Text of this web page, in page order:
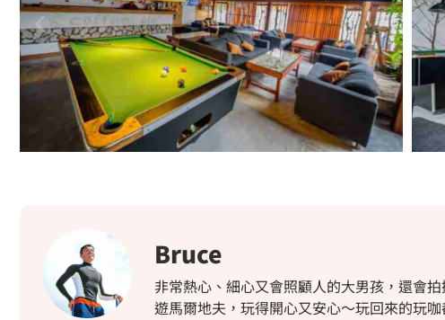
Bruce
非常熱心、細心又會照顧人的大男孩，還會
遊馬爾地夫，玩得開心又安心～玩回來的玩